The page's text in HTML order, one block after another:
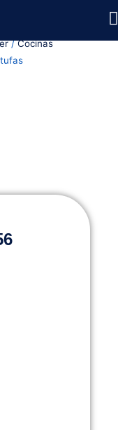
/Cocinas